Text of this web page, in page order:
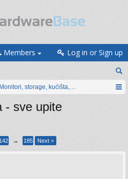
Members Log in or Sign up
Monitori, storage, kućišta, periferija
- sve upite
142 → 185 Next >